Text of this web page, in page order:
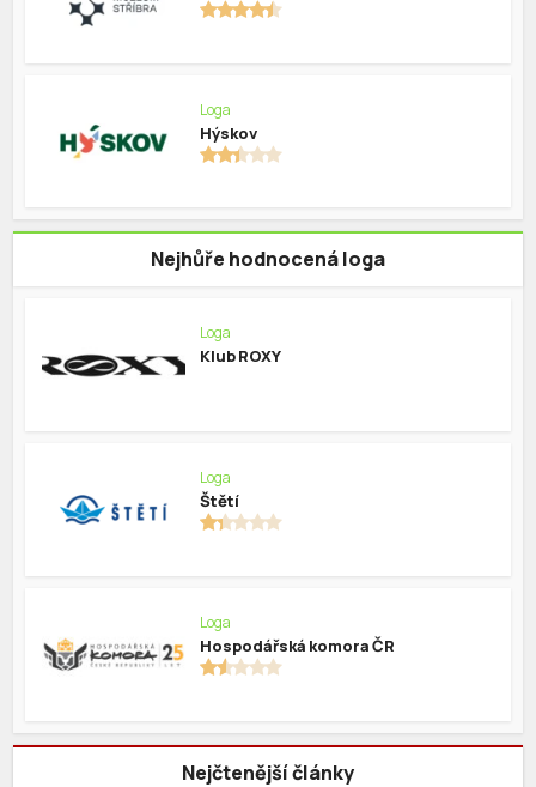
Loga
Hýskov
Nejhůře hodnocená loga
Loga
Klub ROXY
Loga
Štětí
Loga
Hospodářská komora ČR
Nejčtenější články